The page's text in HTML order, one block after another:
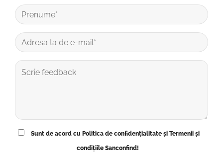
Sunt de acord cu Politica de confidențialitate și Termenii și
condițiile Sanconfind!